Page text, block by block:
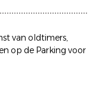
van oldtimers,
op de Parking voor